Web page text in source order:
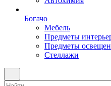
Богачо
Мебель
Предметы
Предметы
Стеллажи